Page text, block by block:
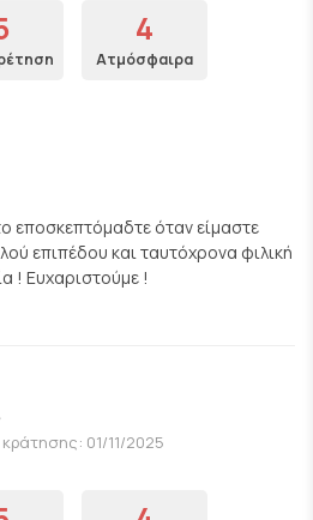
4
Ατμόσφαιρα
εποσκεπτόμαδτε όταν είμαστε
επιπέδου και ταυτόχρονα φιλική
! Ευχαριστούμε !
01/11/2025